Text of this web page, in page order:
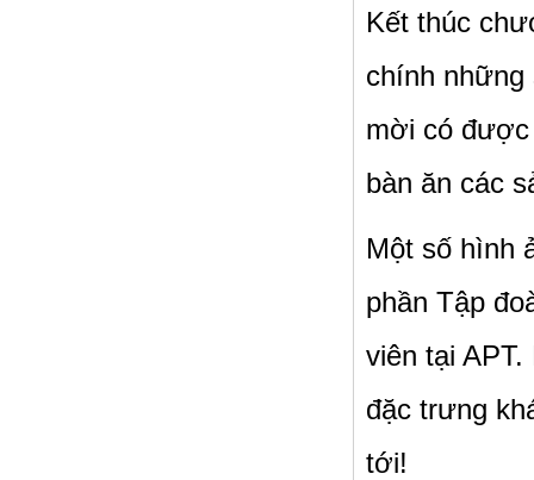
Kết thúc
chính những
mời có được
bàn ăn các
Một số hình
phần Tập
viên tại
đặc trưng
tới!